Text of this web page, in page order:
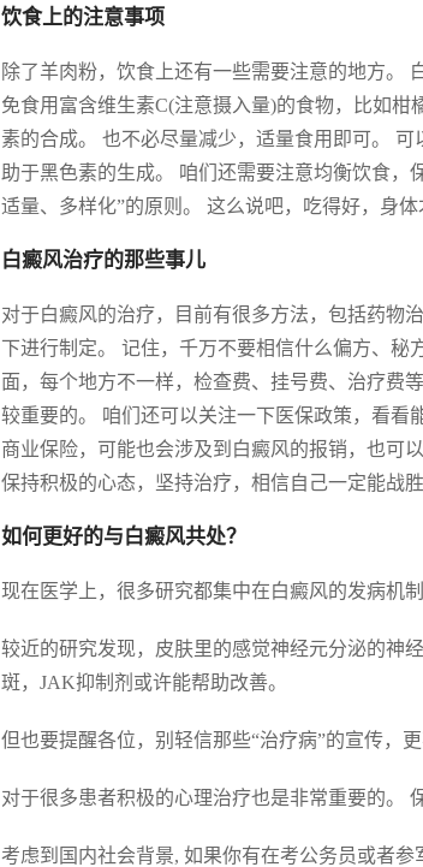
饮食上的注意事项
除了羊肉粉，饮食上还有一些需要注意的地方。
免食用富含维生素C(注意摄入量)的食物，比如
素的合成。 也不必尽量减少，适量食用即可。
助于黑色素的生成。 咱们还需要注意均衡饮食，
适量、多样化”的原则。 这么说吧，吃得好，身
白癜风治疗的那些事儿
对于白癜风的治疗，目前有很多方法，包括药物
下进行制定。 记住，千万不要相信什么偏方、
面，每个地方不一样，检查费、挂号费、治疗费
较重要的。 咱们还可以关注一下医保政策，看看
商业保险，可能也会涉及到白癜风的报销，也可
保持积极的心态，坚持治疗，相信自己一定能战胜
如何更好的与白癜风共处？
现在医学上，很多研究都集中在白癜风的发病机制
较近的研究发现，皮肤里的感觉神经元分泌的神
斑，JAK抑制剂或许能帮助改善。
但也要提醒各位，别轻信那些“治疗病”的宣传，
对于很多患者积极的心理治疗也是非常重要的。
考虑到国内社会背景, 如果你有在考公务员或者